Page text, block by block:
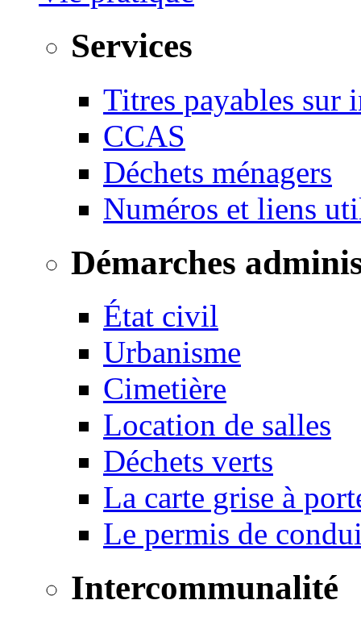
Services
Titres payables sur
CCAS
Déchets ménagers
Numéros et liens
Démarches
État civil
Urbanisme
Cimetière
Location de salles
Déchets verts
La carte grise à
Le permis de
Intercommunalité